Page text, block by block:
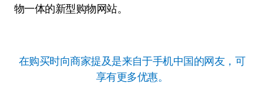
物一体的新型购物网站。
在购买时向商家提及是来自于手机中国的网友，可
享有更多优惠。